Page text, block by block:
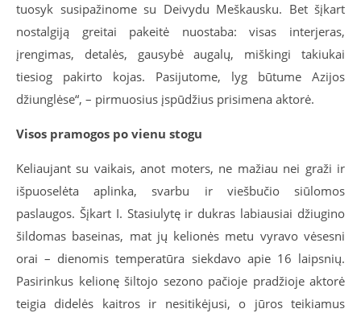
tuosyk susipažinome su Deivydu Meškausku. Bet šįkart
nostalgiją greitai pakeitė nuostaba: visas interjeras,
įrengimas, detalės, gausybė augalų, miškingi takiukai
tiesiog pakirto kojas. Pasijutome, lyg būtume Azijos
džiunglėse“, – pirmuosius įspūdžius prisimena aktorė.
Visos pramogos po vienu stogu
Keliaujant su vaikais, anot moters, ne mažiau nei graži ir
išpuoselėta aplinka, svarbu ir viešbučio siūlomos
paslaugos. Šįkart I. Stasiulytę ir dukras labiausiai džiugino
šildomas baseinas, mat jų kelionės metu vyravo vėsesni
orai – dienomis temperatūra siekdavo apie 16 laipsnių.
Pasirinkus kelionę šiltojo sezono pačioje pradžioje aktorė
teigia didelės kaitros ir nesitikėjusi, o jūros teikiamus